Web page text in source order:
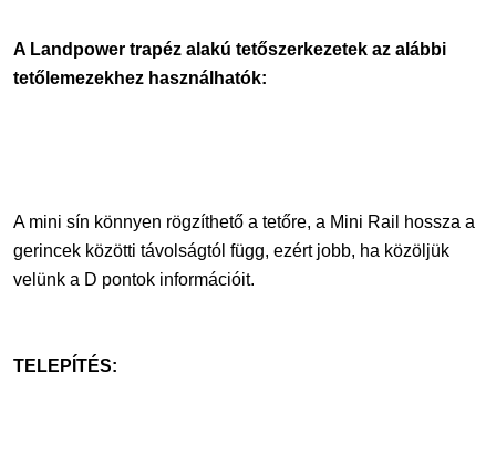
A Landpower trapéz alakú tetőszerkezetek az alábbi
tetőlemezekhez használhatók:
A mini sín könnyen rögzíthető a tetőre, a Mini Rail hossza a
gerincek közötti távolságtól függ, ezért jobb, ha közöljük
velünk a D pontok információit.
TELEPÍTÉS: